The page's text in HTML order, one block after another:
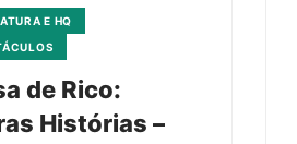
E HQ
de Rico:
Histórias –